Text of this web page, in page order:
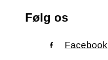
Følg os
Facebook